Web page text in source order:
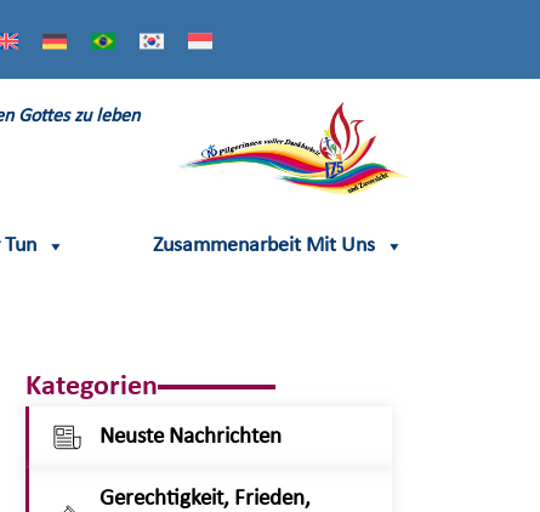
Gottes zu leben
Zusammenarbeit Mit Uns
Kategorien
Neuste Nachrichten
Gerechtigkeit, Frieden,